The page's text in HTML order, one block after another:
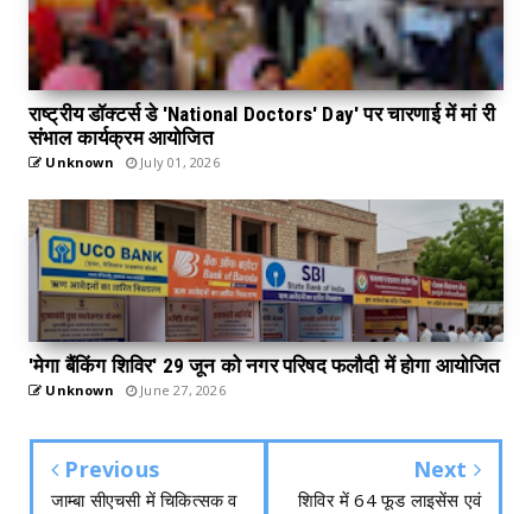
राष्ट्रीय डॉक्टर्स डे 'National Doctors' Day' पर चारणाई में मां री
संभाल कार्यक्रम आयोजित
Unknown July 01, 2026
'मेगा बैंकिंग शिविर' 29 जून को नगर परिषद फलौदी में होगा आयोजित
Unknown June 27, 2026
Previous
जाम्बा सीएचसी में चिकित्सक व
Next
शिविर में 64 फूड लाइसेंस एवं